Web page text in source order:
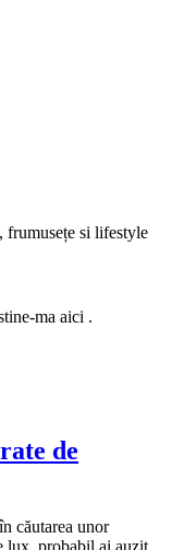
frumusețe si lifestyle
ma aici .
de
căutarea unor
lux, probabil ai auzit